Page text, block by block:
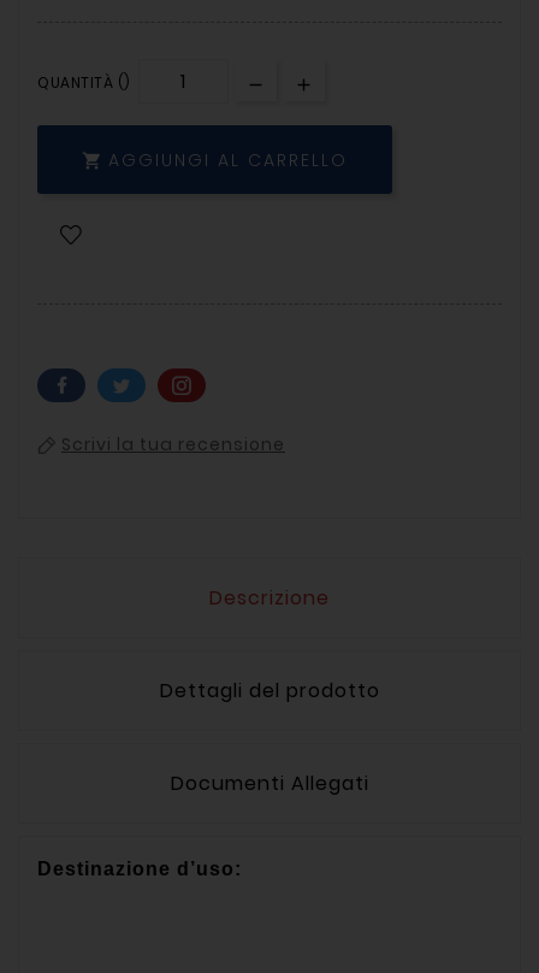
QUANTITÀ ()
 AGGIUNGI AL CARRELLO
Scrivi la tua recensione
Descrizione
Dettagli del prodotto
Documenti Allegati
Destinazione d’uso: